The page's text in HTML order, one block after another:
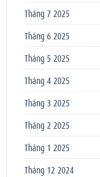
Tháng 7 2025
Tháng 6 2025
Tháng 5 2025
Tháng 4 2025
Tháng 3 2025
Tháng 2 2025
Tháng 1 2025
Tháng 12 2024